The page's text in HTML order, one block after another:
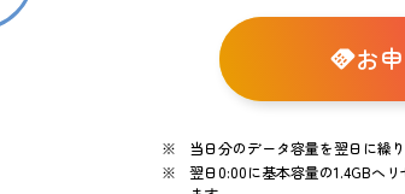
お
当日分のデータ容量を翌日に繰
翌日0:00に基本容量の1.4GBへ